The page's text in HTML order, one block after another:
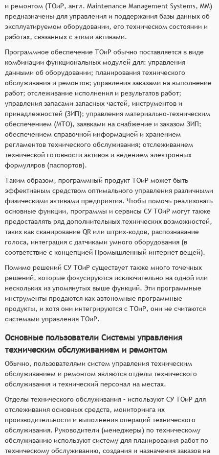
и ремонтом (ТОиР, англ. Maintenance Management Systems, MM)
предназначены для управления и поддержания базы данных об
эксплуатируемом оборудовании, его техническом состоянии и
работах, связанных с этими активами.
Программное обеспечение ТОиР обычно поставляется в виде
комбинации функциональных модулей для: управления
данными об оборудовании; планирования технического
обслуживания и ремонтов; управления заказами на выполнение
работ; отслеживание исполнения и результатов работ;
управления запасами запасных частей, инструментов и
принадлежностей (ЗИП); управления материально-техническим
обеспечением (МТО), заявками на снабжение и заказом ЗИП;
обеспечением справочной информацией и хранением
регламентов технического обслуживания; отслеживанием
технической готовности активов и ведением электронных
формуляров (паспортов).
Таким образом, программный продукт ТОиР может быть
эффективным средством оптимального управления различными
физическими активами предприятия. Чтобы помочь реализовать
основные функции, программы и сервисы СУ ТОиР могут также
предоставлять ряд дополнительных технических возможностей,
таких как сканирование QR или штрих-кодов, распознавание
голоса, интеграция с датчиками умного оборудования (в
соответствие с концепцией Промышленный интернет вещей).
Помимо решений СУ ТОиР существует также много точечных
решений, которые фокусируются исключительно на одной или
нескольких из упомянутых выше функций. Эти программные
инструменты продаются как автономные программные
продукты, и хотя они интегрируются с ТОиР, они не считаются
системами управления ТОиР.
Основные пользователи Системы управления
техническим обслуживанием и ремонтом
Обычно, пользователями систем управления техническим
обслуживанием и ремонтом являются отделы технического
обслуживания и технический персонал на местах.
Отделы технического обслуживания – используют СУ ТОиР для
отслеживания основных средств, мониторинга их
производительности и выполнения операций технического
обслуживания. Руководители (менеджеры) по техническому
обслуживанию используют систему для планирования работ по
техническому обслуживанию, создания и назначения заказов на